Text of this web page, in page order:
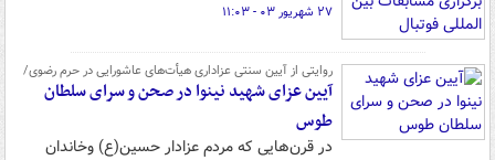
۲۷ شهریور ۰۳ - ۱۱:۰۳
روایتی از آیین سنتی عزاداری هیأت‌های عاشورایی در حرم رضوی/
آیین عزای شهید نینوا در صحن و سرای سلطان
طوس
در قرن‌هایی که مردم عزادار حسین(ع) وخاندان